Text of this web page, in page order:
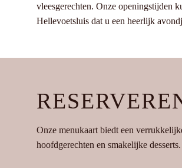
vleesgerechten. Onze openingstijden
Hellevoetsluis dat u een heerlijk
Onze menukaart biedt een
hoofdgerechten en smakelijke